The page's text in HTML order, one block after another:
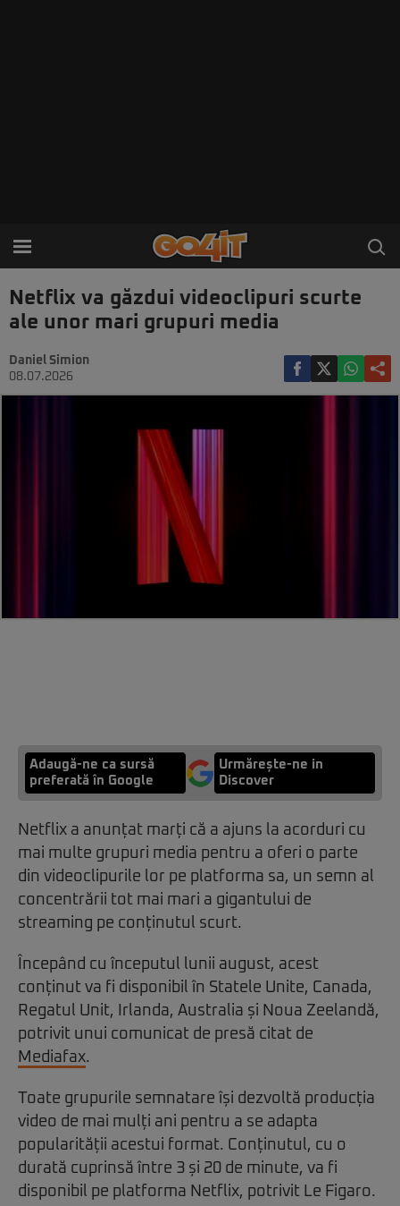
Netflix va găzdui videoclipuri scurte
ale unor mari grupuri media
Daniel Simion
08.07.2026
Adaugă-ne ca sursă
preferată în Google
Urmărește-ne in
Discover
Netflix a anunțat marți că a ajuns la acorduri cu
mai multe grupuri media pentru a oferi o parte
din videoclipurile lor pe platforma sa, un semn al
concentrării tot mai mari a gigantului de
streaming pe conținutul scurt.
Începând cu începutul lunii august, acest
conținut va fi disponibil în Statele Unite, Canada,
Regatul Unit, Irlanda, Australia și Noua Zeelandă,
potrivit unui comunicat de presă citat de
Mediafax.
Toate grupurile semnatare își dezvoltă producția
video de mai mulți ani pentru a se adapta
popularității acestui format. Conținutul, cu o
durată cuprinsă între 3 și 20 de minute, va fi
disponibil pe platforma Netflix, potrivit Le Figaro.